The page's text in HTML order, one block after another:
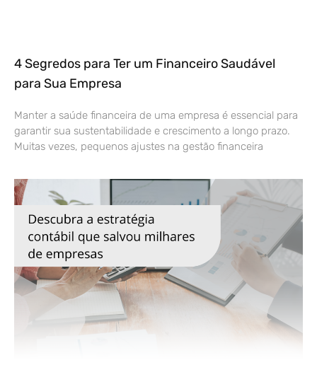
4 Segredos para Ter um Financeiro Saudável
para Sua Empresa
Manter a saúde financeira de uma empresa é essencial para
garantir sua sustentabilidade e crescimento a longo prazo.
Muitas vezes, pequenos ajustes na gestão financeira